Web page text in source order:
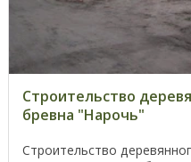
Строительство
бревна "Нарочь"
Строительство